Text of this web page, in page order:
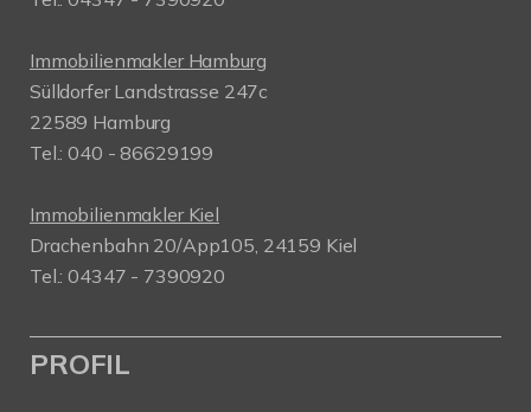
Immobilienmakler Hamburg
Sülldorfer Landstrasse 247c
22589 Hamburg
Tel.: 040 - 86629199
Immobilienmakler Kiel
Drachenbahn 20/App105, 24159 Kiel
Tel.: 04347 - 7390920
PROFIL